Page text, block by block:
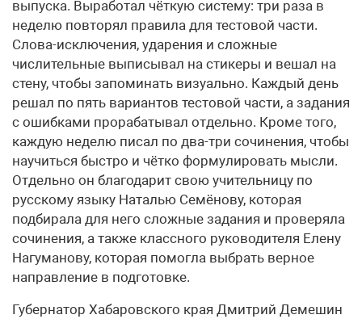
выпуска. Выработал чёткую систему: три раза в
неделю повторял правила для тестовой части.
Слова-исключения, ударения и сложные
числительные выписывал на стикеры и вешал на
стену, чтобы запоминать визуально. Каждый день
решал по пять вариантов тестовой части, а задания
с ошибками прорабатывал отдельно. Кроме того,
каждую неделю писал по два-три сочинения, чтобы
научиться быстро и чётко формулировать мысли.
Отдельно он благодарит свою учительницу по
русскому языку Наталью Семёнову, которая
подбирала для него сложные задания и проверяла
сочинения, а также классного руководителя Елену
Нагуманову, которая помогла выбрать верное
направление в подготовке.
Губернатор Хабаровского края Дмитрий Демешин